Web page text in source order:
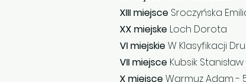
XIII miejsce Sroczyńska
XX miejske Loch Dorota
VI miejskieW Klasyfikacji
VII miejsce Kubsik
X miejsceWarmuz Adam -